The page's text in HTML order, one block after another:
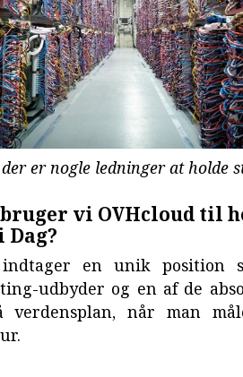
der er nogle ledninger at holde
vi OVHcloud til
Dag?
indtager en unik position
udbyder og en af de
verdensplan, når man